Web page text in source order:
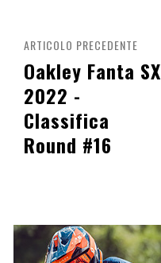
ARTICOLO PRECEDENTE
Oakley Fanta SX
2022 -
Classifica
Round #16